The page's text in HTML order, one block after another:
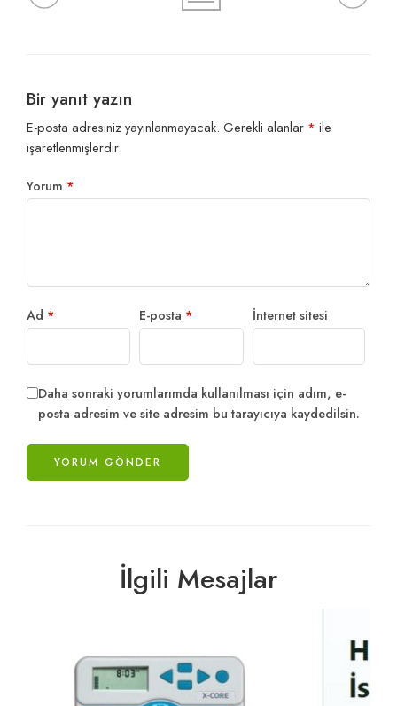
Bir yanıt yazın
E-posta adresiniz yayınlanmayacak. Gerekli alanlar * ile
işaretlenmişlerdir
Yorum *
Ad * E-posta * İnternet sitesi
Daha sonraki yorumlarımda kullanılması için adım, e-
posta adresim ve site adresim bu tarayıcıya kaydedilsin.
İlgili Mesajlar